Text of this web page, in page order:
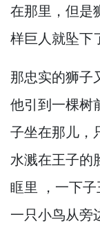
在那里， 但是
样巨人就坠下
那忠实的狮子
他引到一棵树
子坐在那儿，
水溅在王子的
眶里 ， 一下子
一只小鸟从旁